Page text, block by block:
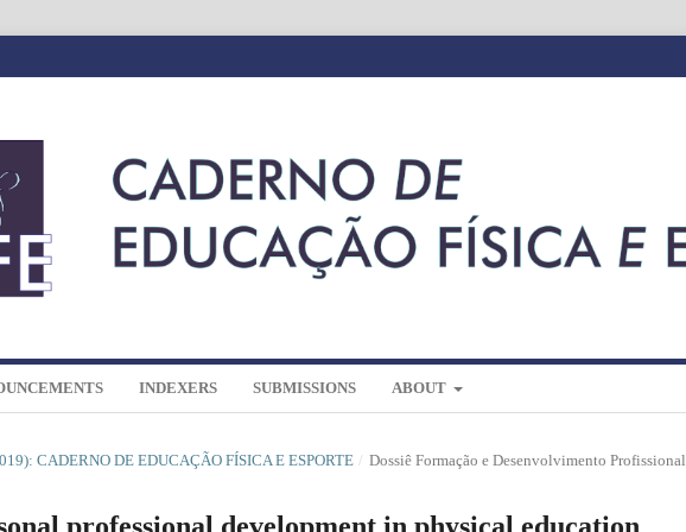
INDEXERS SUBMISSIONS ABOUT
CADERNO DE EDUCAÇÃO FÍSICA E ESPORTE / Dossiê Formação e Desenvolvimento Profissional
professional development in physical education